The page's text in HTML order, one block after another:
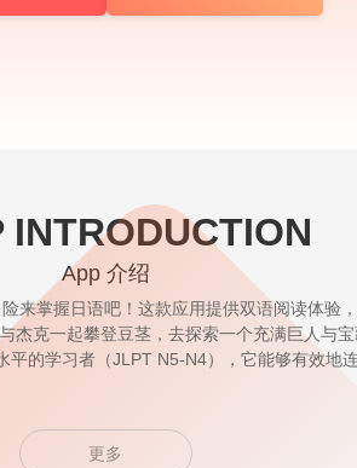
INTRODUCTION
App 介绍
来掌握日语吧！这款应用提供双语阅读体验
杰克一起攀登豆茎，去探索一个充满巨人与
的学习者（JLPT N5-N4），它能够有效地
更多